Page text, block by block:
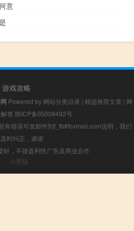
意
游戏攻略
Powered by 网站分类目录 | 精选推荐文章 | 网
答 陕ICP备05009492号
有错误可发邮件到f_fb#foxmail.com说明，我们
时纠正，谢谢
好，不接盈利性广告及商业合作
小男孩